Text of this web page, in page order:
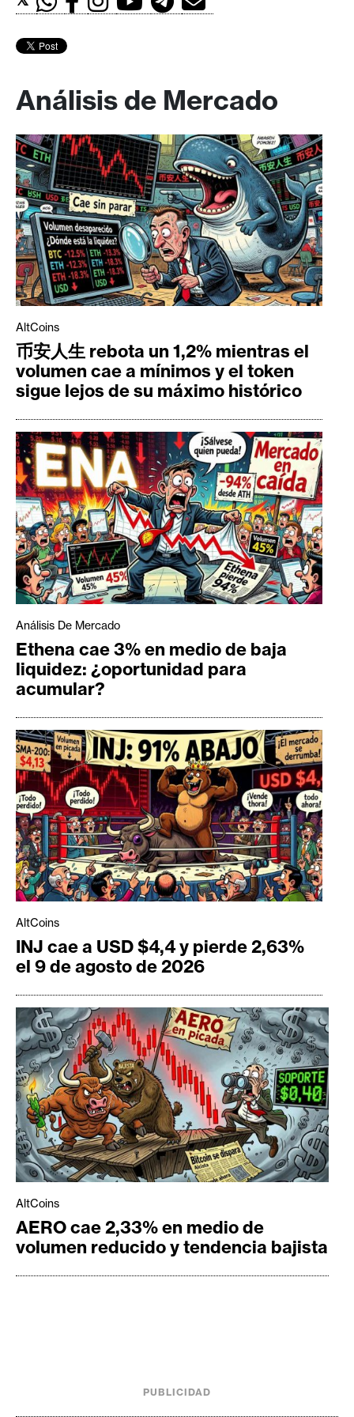
Análisis de Mercado
AltCoins
币安人生 rebota un 1,2% mientras el
volumen cae a mínimos y el token
sigue lejos de su máximo histórico
Análisis De Mercado
Ethena cae 3% en medio de baja
liquidez: ¿oportunidad para
acumular?
AltCoins
INJ cae a USD $4,4 y pierde 2,63%
el 9 de agosto de 2026
AltCoins
AERO cae 2,33% en medio de
volumen reducido y tendencia bajista
PUBLICIDAD